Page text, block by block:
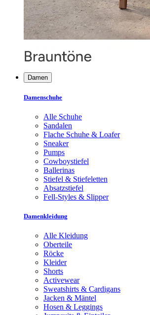
Damen
Damenschuhe
Alle Schuhe
Sandalen
Flache Schuhe & Loafer
Sneaker
Pumps
Cowboystiefel
Ballerinas
Stiefel & Stiefeletten
Absatzstiefel
Fell-Styles & Slipper
Damenkleidung
Alle Kleidung
Oberteile
Röcke
Kleider
Shorts
Activewear
Sweatshirts & Cardigans
Jacken & Mäntel
Hosen & Leggings